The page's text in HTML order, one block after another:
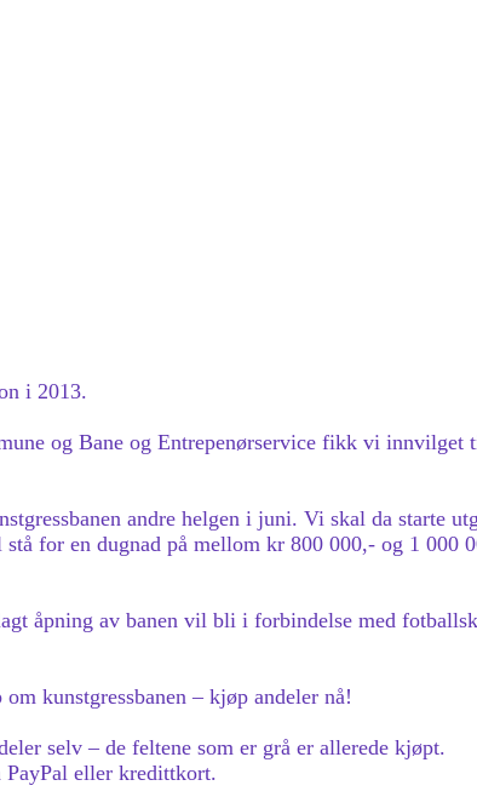
i 2013.
og Bane og Entrepenørservice fikk vi innvilget
andre helgen i juni. Vi skal da starte
for en dugnad på mellom kr 800 000,- og 1 000
åpning av banen vil bli i forbindelse med
kunstgressbanen – kjøp andeler nå!
selv – de feltene som er grå er allerede kjøpt.
eller kredittkort.